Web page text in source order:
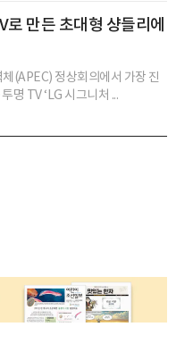
만든 초대형 샹들리에
(APEC) 정상회의에서 가장 진
명 TV ‘LG 시그니처 ...